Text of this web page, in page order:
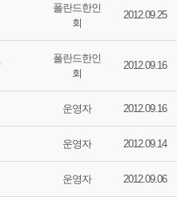
폴란드한인
회
2012.09.25
폴란드한인
회
2012.09.16
운영자 2012.09.16
운영자 2012.09.14
운영자 2012.09.06